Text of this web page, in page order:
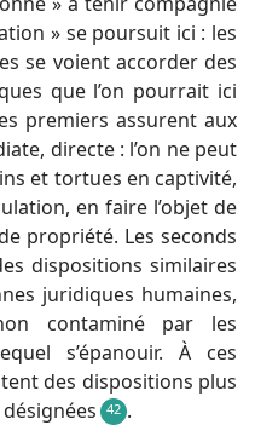
» se poursuit ici : les
se voient accorder des
que l’on pourrait ici
premiers assurent aux
directe : l’on ne peut
et tortues en captivité,
en faire l’objet de
propriété. Les seconds
dispositions similaires
juridiques humaines,
contaminé par les
s’épanouir. À ces
des dispositions plus
42 .